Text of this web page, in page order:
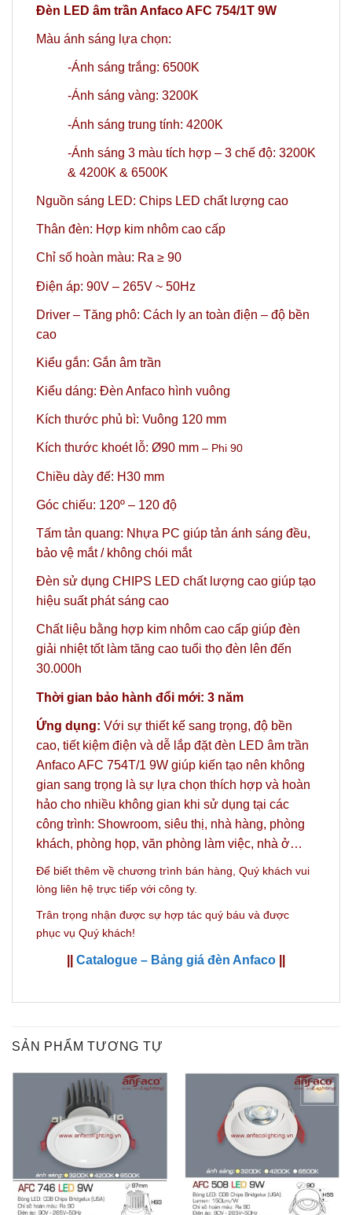
Đèn LED âm trần Anfaco AFC 754/1T 9W
Màu ánh sáng lựa chọn:
-Ánh sáng trắng: 6500K
-Ánh sáng vàng: 3200K
-Ánh sáng trung tính: 4200K
-Ánh sáng 3 màu tích hợp – 3 chế độ: 3200K
& 4200K & 6500K
Nguồn sáng LED: Chips LED chất lượng cao
Thân đèn: Hợp kim nhôm cao cấp
Chỉ số hoàn màu: Ra ≥ 90
Điện áp: 90V – 265V ~ 50Hz
Driver – Tăng phô: Cách ly an toàn điện – độ bền
cao
Kiểu gắn: Gắn âm trần
Kiểu dáng: Đèn Anfaco hình vuông
Kích thước phủ bì: Vuông 120 mm
Kích thước khoét lỗ: Ø90 mm – Phi 90
Chiều dày đế: H30 mm
Góc chiếu: 120º – 120 độ
Tấm tản quang: Nhựa PC giúp tản ánh sáng đều,
bảo vệ mắt / không chói mắt
Đèn sử dụng CHIPS LED chất lượng cao giúp tạo
hiệu suất phát sáng cao
Chất liệu bằng hợp kim nhôm cao cấp giúp đèn
giải nhiệt tốt làm tăng cao tuổi thọ đèn lên đến
30.000h
Thời gian bảo hành đổi mới: 3 năm
Ứng dụng: Với sự thiết kế sang trọng, độ bền
cao, tiết kiệm điện và dễ lắp đặt đèn LED âm trần
Anfaco AFC 754T/1 9W giúp kiến tạo nên không
gian sang trọng là sự lựa chọn thích hợp và hoàn
hảo cho nhiều không gian khi sử dụng tại các
công trình: Showroom, siêu thị, nhà hàng, phòng
khách, phòng họp, văn phòng làm việc, nhà ở…
Để biết thêm về chương trình bán hàng, Quý khách vui
lòng liên hệ trực tiếp với công ty.
Trân trọng nhận được sự hợp tác quý báu và được
phục vụ Quý khách!
Catalogue – Bảng giá đèn Anfaco
SẢN PHẨM TƯƠNG TỰ